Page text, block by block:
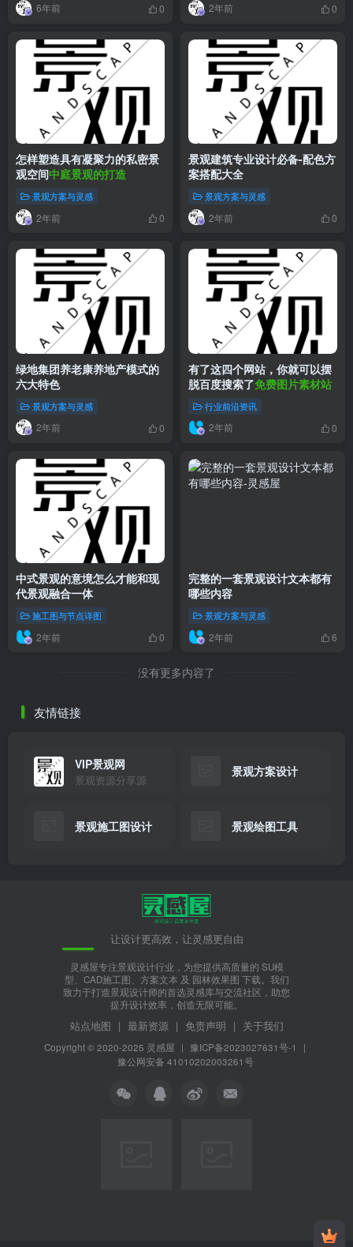
6年前 0 2年前 0
怎样塑造具有凝聚力的私密景
观空间中庭景观的打造
景观方案与灵感
2年前 0
景观建筑专业设计必备-配色方
案搭配大全
景观方案与灵感
2年前 0
绿地集团养老康养地产模式的
六大特色
景观方案与灵感
2年前 0
有了这四个网站，你就可以摆
脱百度搜索了免费图片素材站
行业前沿资讯
2年前 0
中式景观的意境怎么才能和现
代景观融合一体
施工图与节点详图
2年前 0
完整的一套景观设计文本都有
哪些内容
景观方案与灵感
2年前 6
没有更多内容了
友情链接
VIP景观网
景观资源分享源
景观方案设计
景观施工图设计 景观绘图工具
让设计更高效，让灵感更自由
灵感屋专注景观设计行业，为您提供高质量的 SU模
型、CAD施工图、方案文本 及 园林效果图 下载。我们
致力于打造景观设计师的首选灵感库与交流社区，助您
提升设计效率，创造无限可能。
站点地图 | 最新资源 | 免责声明 | 关于我们
Copyright © 2020-2025 灵感屋 | 豫ICP备2023027631号-1
|
豫公网安备 41010202003261号